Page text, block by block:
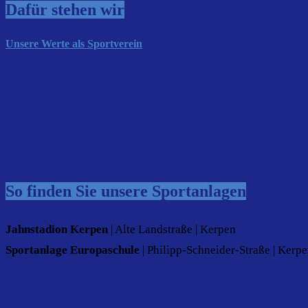
Dafür stehen wir
Unsere Werte als Sportverein
So finden Sie unsere Sportanlagen
Jahnstadion Kerpen | Alte Landstraße | Kerpen
Sportanlage Europaschule | Philipp-Schneider-Straße |